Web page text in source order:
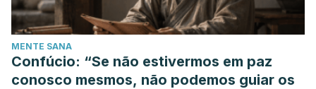
MENTE SANA
Confúcio: “Se não estivermos em paz
conosco mesmos, não podemos guiar os